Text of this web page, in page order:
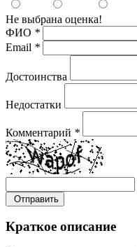
Не выбрана оценка!
ФИО *
Email *
Достоинства
Недостатки
Комментарий *
Отправить
Краткое описание